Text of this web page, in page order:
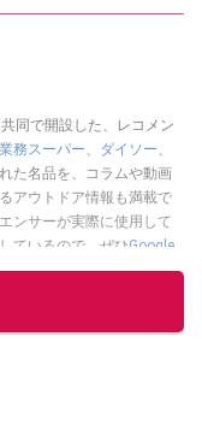
同で開設した、レコメン
業務スーパー、 ダイソー、
た名品を、コラムや動画
アウトドア情報も満載で
ンサーが実際に使用して
ているので、ぜひGoogle
トの他の記事を読む